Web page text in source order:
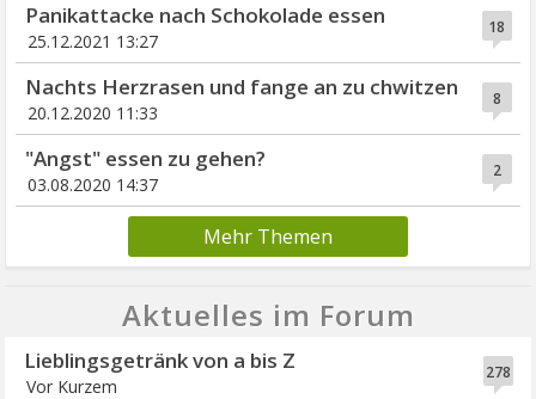
18
Panikattacke nach Schokolade essen
25.12.2021 13:27
8
Nachts Herzrasen und fange an zu chwitzen
20.12.2020 11:33
2
"Angst" essen zu gehen?
03.08.2020 14:37
Mehr Themen
Aktuelles im Forum
278
Lieblingsgetränk von a bis Z
Vor Kurzem